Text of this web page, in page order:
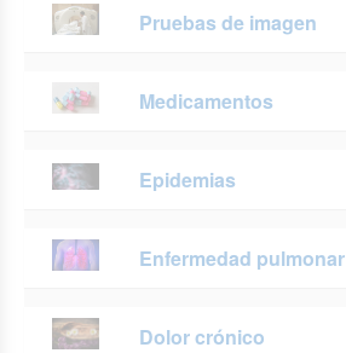
Pruebas de imagen
Medicamentos
Epidemias
Enfermedad pulmonar
Dolor crónico